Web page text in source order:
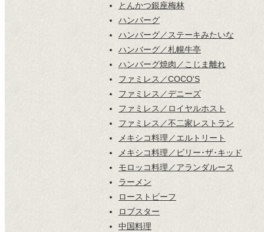
とんかつ銀座梅林
ハンバーグ
ハンバーグ／ステーキみたいな
ハンバーグ／札幌牛亭
ハンバーグ焼肉／こじま離れ
ファミレス／COCO'S
ファミレス／デニーズ
ファミレス／ロイヤルホスト
ファミレス／不二家レストラン
メキシコ料理／エルトリート
メキシコ料理／ビリー･ザ･キッド
モロッコ料理／アランダルース
ラーメン
ローストビーフ
ロブスター
中国料理